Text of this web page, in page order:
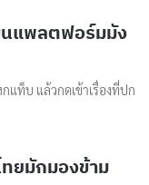
นแพลตฟอร์มมัง
แท็บ แล้วกดเข้าเรื่องที่ปก
ยมักมองข้าม